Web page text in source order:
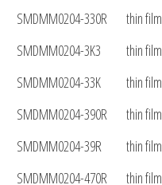
SMDMM0204-330R
thin film
SMDMM0204-3K3
thin film
SMDMM0204-33K
thin film
SMDMM0204-390R
thin film
SMDMM0204-39R
thin film
SMDMM0204-470R
thin film